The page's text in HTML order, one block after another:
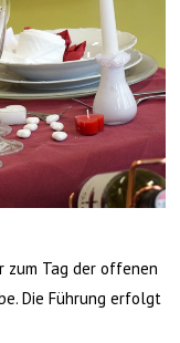
zum Tag der offenen
Die Führung erfolgt